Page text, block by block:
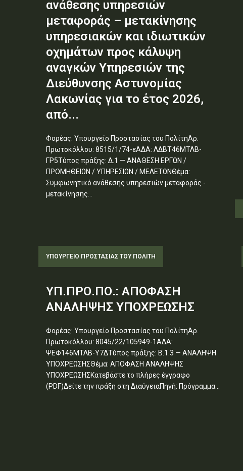
ανάθεσης υπηρεσιών
μεταφοράς – μετακίνησης
υπηρεσιακών και ιδιωτικών
οχημάτων προς κάλυψη
αναγκών Υπηρεσιών της
Διεύθυνσης Αστυνομίας
Λακωνίας για το έτος 2026,
από...
Φορέας: Υπουργείο Προστασίας του ΠολίτηΑρ.
Πρωτοκόλλου: 8515/1/74-εΑΔΑ: ΛΔΒΤ46ΜΤΛΒ-
ΓΡ5Τύπος πράξης: Δ.1 — ΑΝΑΘΕΣΗ ΕΡΓΩΝ /
ΠΡΟΜΗΘΕΙΩΝ / ΥΠΗΡΕΣΙΩΝ / ΜΕΛΕΤΩΝΘέμα:
Συμφωνητικό ανάθεσης υπηρεσιών μεταφοράς -
μετακίνησης...
ΥΠΟΥΡΓΕΊΟ ΠΡΟΣΤΑΣΊΑΣ ΤΟΥ ΠΟΛΊΤΗ
ΥΠ.ΠΡΟ.ΠΟ.: ΑΠΟΦΑΣΗ
ΑΝΑΛΗΨΗΣ ΥΠΟΧΡΕΩΣΗΣ
Φορέας: Υπουργείο Προστασίας του ΠολίτηΑρ.
Πρωτοκόλλου: 8045/22/105949-1ΑΔΑ:
ΨΕΦ146ΜΤΛΒ-Υ7ΔΤύπος πράξης: Β.1.3 — ΑΝΑΛΗΨΗ
ΥΠΟΧΡΕΩΣΗΣΘέμα: ΑΠΟΦΑΣΗ ΑΝΑΛΗΨΗΣ
ΥΠΟΧΡΕΩΣΗΣΚατεβάστε το πλήρες έγγραφο
(PDF)Δείτε την πράξη στη ΔιαύγειαΠηγή: Πρόγραμμα...